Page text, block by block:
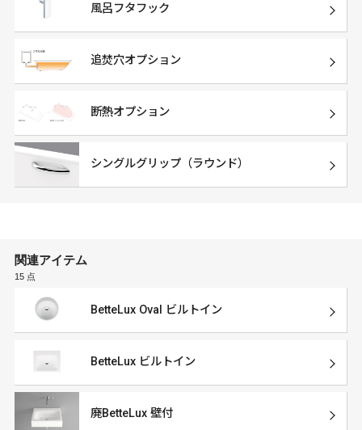
風呂フタフック
追焚穴オプション
断熱オプション
シングルグリップ（ラウンド）
関連アイテム
15 点
BetteLux Oval ビルトイン
BetteLux ビルトイン
廃BetteLux 壁付